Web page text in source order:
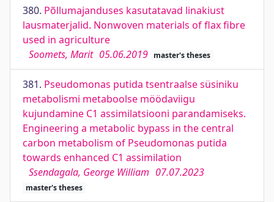
380. Põllumajanduses kasutatavad linakiust
lausmaterjalid. Nonwoven materials of flax fibre
used in agriculture
Soomets, Marit 05.06.2019 master's theses
381. Pseudomonas putida tsentraalse süsiniku
metabolismi metaboolse möödaviigu
kujundamine C1 assimilatsiooni parandamiseks.
Engineering a metabolic bypass in the central
carbon metabolism of Pseudomonas putida
towards enhanced C1 assimilation
Ssendagala, George William 07.07.2023
master's theses